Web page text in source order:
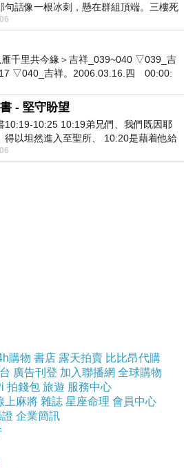
句話像一根冰刺，懸在群組頂端。三樓死
片裡的人。那個人確實站在
千里共今緣＞吉祥_039~040 ▽039_吉
▽040_吉祥。2006.03.16.四 00:00:
- 堅守盼望
10:19-10:25 10:19弟兄們、我們既因耶
得以坦然進入至聖所、 10:20是藉着他給
一條又新又活的路從幔子經過
購物 書店 露天拍賣 比比昂代購
廣告刊登 加入聯播網 全球購物
拍錢包 旅遊 服務中心
上麻將 雜誌 星座命理 會員中心
企業簡訊